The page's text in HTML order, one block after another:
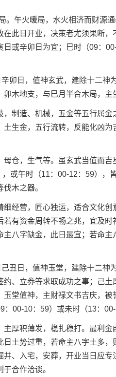
。午火暖局，水火相济而财源
此日开业，决策者尤须果断，
或辛卯日为宜；巳时（09：
卯日，值神玄武，建除十二神
木地支，与巳月半合木局，主
制造、机械，五金等五行属金
生金，五行流转，反能化凶为
仓，生气等。虽玄武当值而吉
或午时（11：00-12：59），
木之器。
经营，匠心独运，适合文化
有资金周转不畅之兆，宜及时
八字缺金，此日最宜；若命主
丑日，值神玉堂，建除十二神
、立券等求取成功之事；己土
堂值神，主财禄文书吉庆，被
00-10：59）或未时（13：
厚积薄发，稳扎稳打。最利金
土势过重，若命主八字土多，
、入宅，安葬，开业当日应专
合作洽谈。